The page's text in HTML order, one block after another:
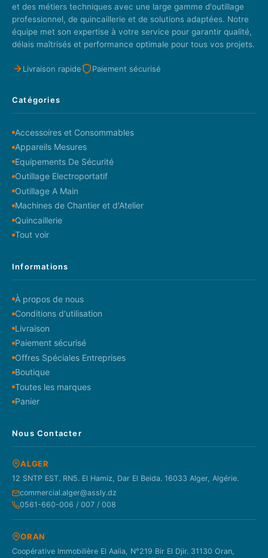
et des métiers techniques avec une large gamme d'outillage
professionnel, de quincaillerie et de solutions adaptées. Notre
équipe met son expertise à votre service pour garantir qualité,
délais maîtrisés et performance optimale pour tous vos projets.
Livraison rapide Paiement sécurisé
Catégories
Accessoires et Consommables
Appareils Mesures
Equipements De Sécurité
Outillage Electroportatif
Outillage A Main
Machines de Chantier et d'Atelier
Quincaillerie
Tout voir
Informations
À propos de nous
Conditions d'utilisation
Livraison
Paiement sécurisé
Offres Spéciales Entreprises
Boutique
Toutes les marques
Panier
Nous Contacter
ALGER
12 SNTP EST. RN5. El Hamiz, Dar El Beida. 16033 Alger, Algérie.
commercial.alger@assly.dz
0561-660-006 / 007 / 008
ORAN
Coopérative Immobilière El Aalia, N°219 Bir El Djir. 31130 Oran,